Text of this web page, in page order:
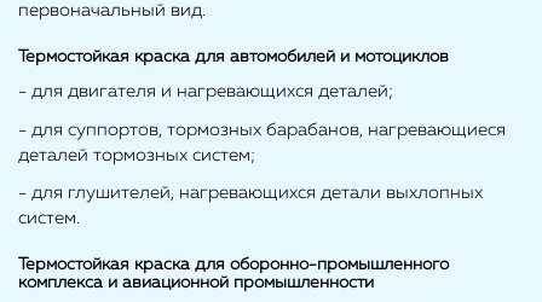
первоначальный вид.
Термостойкая краска для автомобилей и мотоциклов
- для двигателя и нагревающихся деталей;
- для суппортов, тормозных барабанов, нагревающиеся
деталей тормозных систем;
- для глушителей, нагревающихся детали выхлопных
систем.
Термостойкая краска для оборонно-промышленного
комплекса и авиационной промышленности